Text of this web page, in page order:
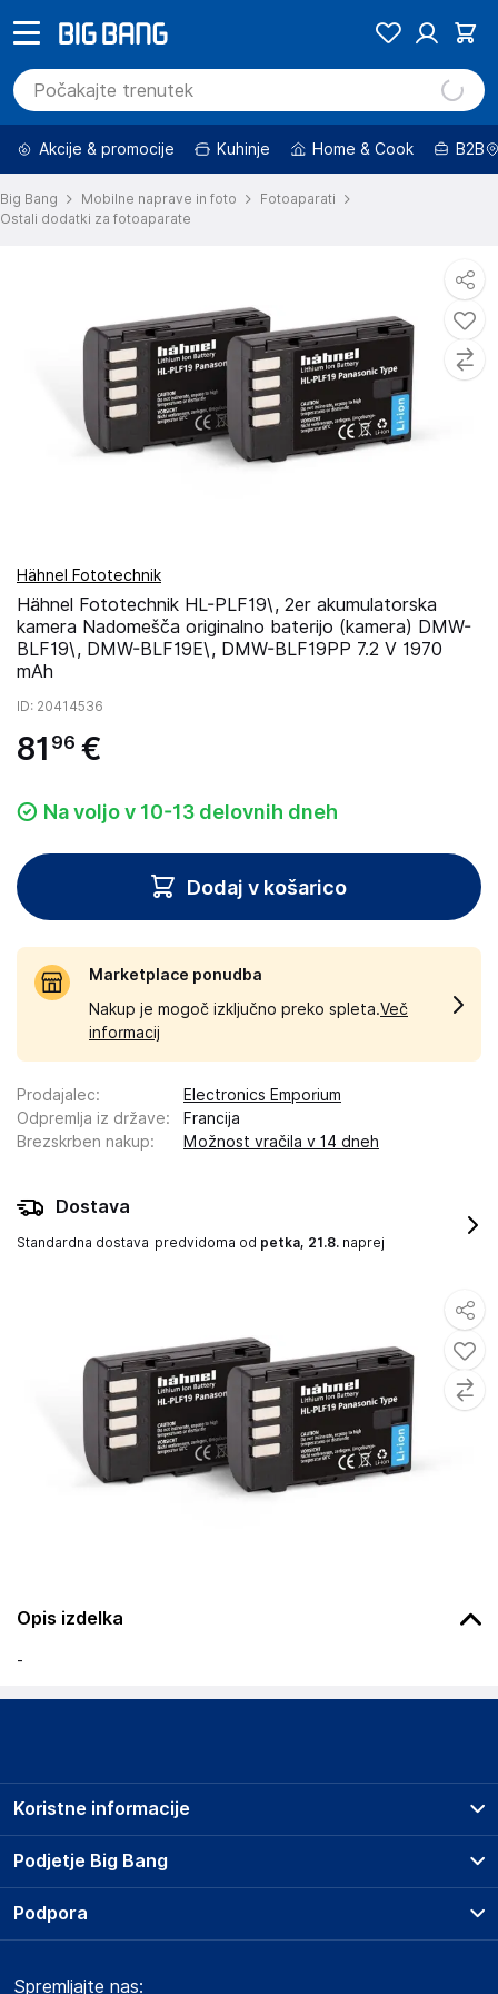
Akcije & promocije Kuhinje Home & Cook B2B
Big Bang Mobilne naprave in foto
Fotoaparati
Ostali dodatki za fotoaparate
Opis izdelka
-
Hähnel Fototechnik
Hähnel Fototechnik HL-PLF19\, 2er akumulatorska
kamera Nadomešča originalno baterijo (kamera) DMW-
BLF19\, DMW-BLF19E\, DMW-BLF19PP 7.2 V 1970
mAh
ID: 20414536
81 96 €
Na voljo v 10-13 delovnih dneh
Dodaj v košarico
Marketplace ponudba
Nakup je mogoč izključno preko spleta.Več
informacij
Prodajalec:
Electronics Emporium
Odpremlja iz države:
Francija
Brezskrben nakup: Možnost vračila v 14 dneh
Dostava
Standardna dostava predvidoma od petka, 21.8. naprej
Podjetje Big Bang
O podjetju
Koristne informacije
Prodajna mesta
Storitve
Dostava, vnos in odvoz
Podpora
Marketplace
Spremljajte nas: